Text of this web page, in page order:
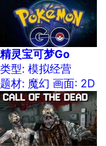
精灵宝可梦Go
类型: 模拟经营
题材: 魔幻 画面: 2D